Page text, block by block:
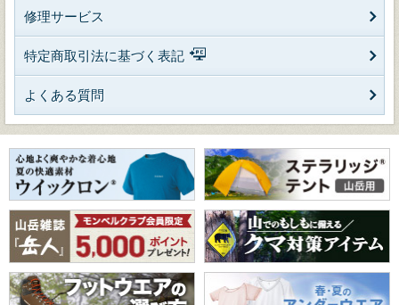
修理サービス
特定商取引法に基づく表記
よくある質問